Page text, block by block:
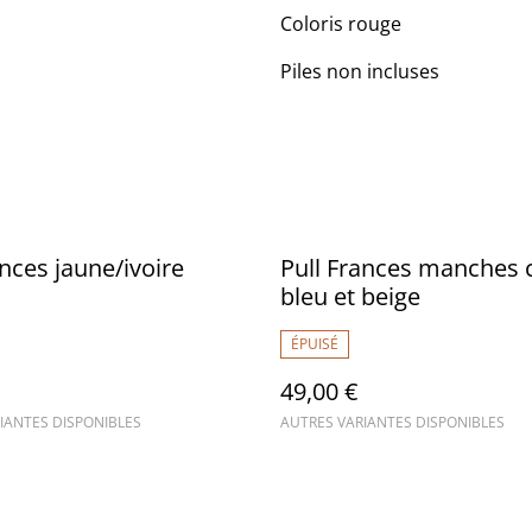
Coloris rouge
Piles non incluses
jaune/ivoire
DISPONIBLES
Pull Frances manches
bleu et beige
ÉPUISÉ
49,00 €
AUTRES VARIANTES DISPONIBLES